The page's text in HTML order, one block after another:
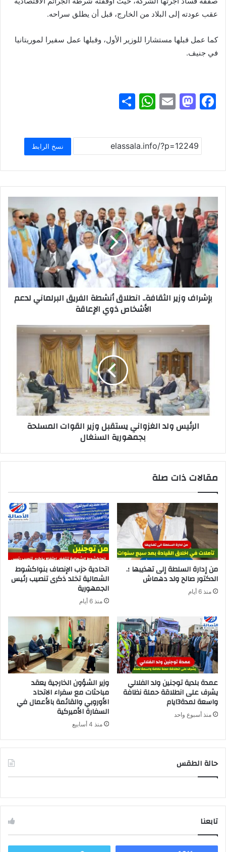
عقب عودته إلى البلاد من الخارج، قبل أن يطلق سراحه.
كما عمل قبلها مستشارا للوزير الأول، وقبلها عمل سفيرا لموريتانيا
في جنيف.
F
c
e
b
o
o
k
M
st
o
d
o
n
E
ai
l
W
at
s
A
p
p
ar
e
نسخ الرابط
بإشراف وزير الثقافة.. انطلاق أنشطة الفريق البرلماني لدعم
الأشخاص ذوي الإعاقة
الرئيس ولد الغزواني يستقبل وزير القوات المسلحة
بجمهورية السنغال
مقالات ذات صلة
من إدارة السلطة إلى تهذيبها ؛.
الدكتور صالح ولد دهماش
منذ 6 أيام
اتحادية حزب الإنصاف بنواكشوط
الشمالية تخلد ذكرى تنصيب رئيس
الجمهورية
منذ 6 أيام
عمدة بلدية توجنين ولد الفلالي
يشرف على انطلاقة حملة نظافة
واسعة لمدة3ايام
منذ أسبوع واحد
وزير الشؤون الخارجية يعقد
مباحثات مع سفراء الاتحاد
الأوروبي والقائمة بالأعمال في
السفارة الأميركية
منذ 4 أسابيع
حالة الطقس
تابعنا